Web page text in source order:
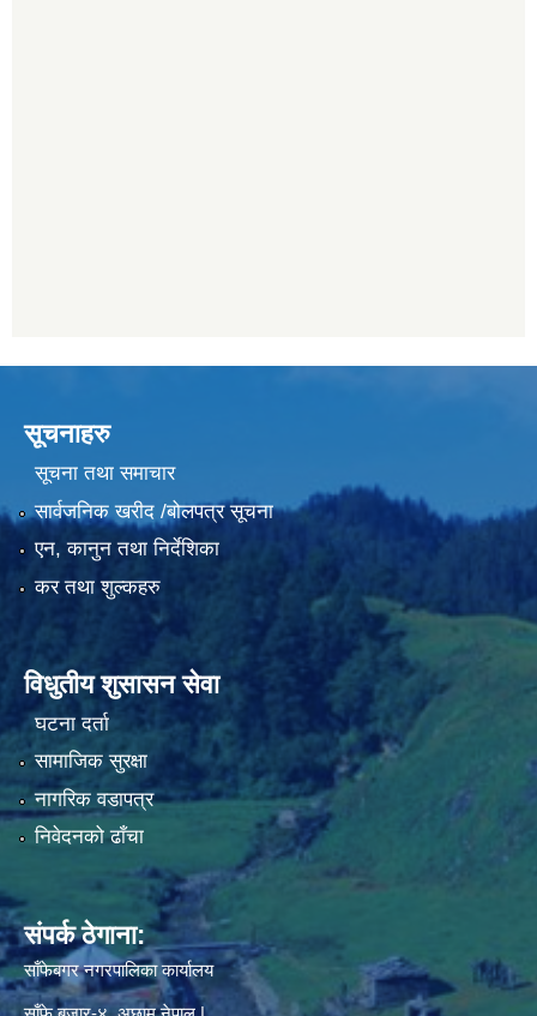
सूचनाहरु
सूचना तथा समाचार
सार्वजनिक खरीद /बोलपत्र सूचना
एन, कानुन तथा निर्देशिका
कर तथा शुल्कहरु
विधुतीय शुसासन सेवा
घटना दर्ता
सामाजिक सुरक्षा
नागरिक वडापत्र
निवेदनको ढाँचा
संपर्क ठेगाना:
साँफेबगर नगरपालिका कार्यालय